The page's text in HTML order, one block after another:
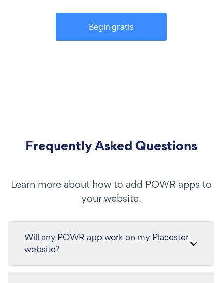
Begin gratis
Frequently Asked Questions
Learn more about how to add POWR apps to
your website.
Will any POWR app work on my Placester
website?